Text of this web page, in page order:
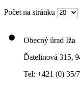
Počet na stránku
Obecný úrad Iža
Ďatelinová 315,
Tel: +421 (0) 35/